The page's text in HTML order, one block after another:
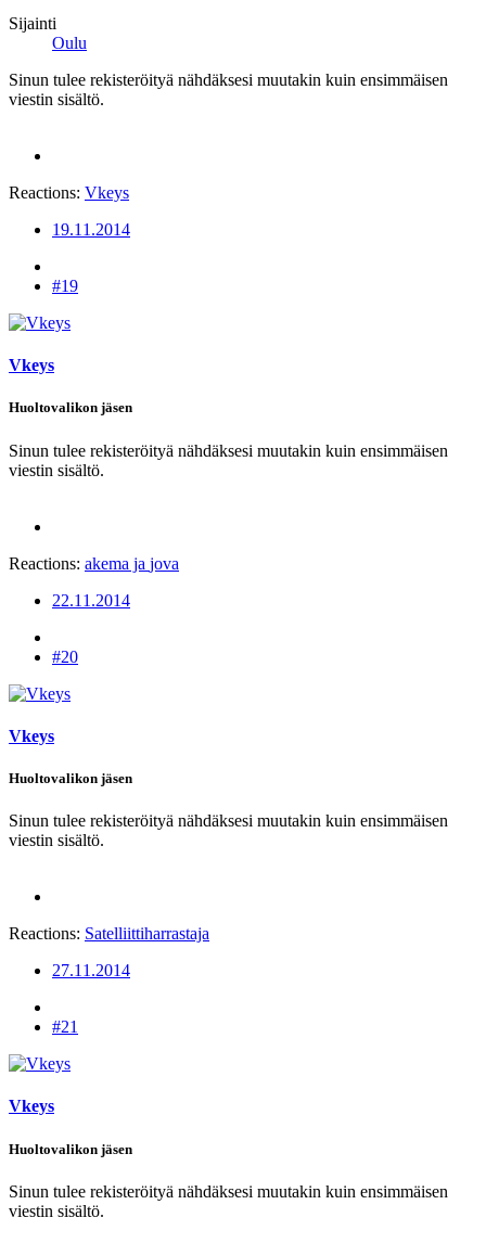
Sijainti
Oulu
Sinun tulee rekisteröityä nähdäksesi muutakin kuin ensimmäisen
viestin sisältö.
Reactions: Vkeys
19.11.2014
#19
Vkeys
Huoltovalikon jäsen
Sinun tulee rekisteröityä nähdäksesi muutakin kuin ensimmäisen
viestin sisältö.
Reactions: akema ja jova
22.11.2014
#20
Vkeys
Huoltovalikon jäsen
Sinun tulee rekisteröityä nähdäksesi muutakin kuin ensimmäisen
viestin sisältö.
Reactions: Satelliittiharrastaja
27.11.2014
#21
Vkeys
Huoltovalikon jäsen
Sinun tulee rekisteröityä nähdäksesi muutakin kuin ensimmäisen
viestin sisältö.